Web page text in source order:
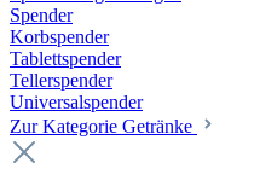
Spender
Korbspender
Tablettspender
Tellerspender
Universalspender
Zur Kategorie Getränke